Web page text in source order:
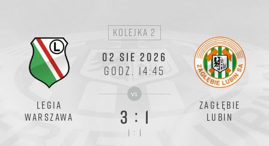
LEGIA
WARSZAWA
kolejka 2
02 SIE 2026
GODZ. 14:45
vs
3 : 1
1 : 1
ZAGŁĘBIE
LUBIN